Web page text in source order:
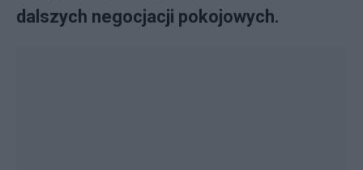
dalszych negocjacji pokojowych.